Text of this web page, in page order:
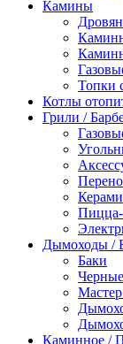
Камины
Топки
Котлы
Грили /
Дымоходы /
Баки
Каминное /